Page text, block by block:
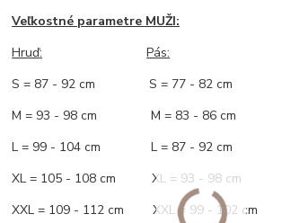
Veľkostné parametre MUŽI:
Hruď:
Pás:
S = 87 - 92 cm S = 77 - 82 cm
M = 93 - 98 cm M = 83 - 86 cm
L = 99 - 104 cm L = 87 - 92 cm
XL = 105 - 108 cm XL = 93 - 98 cm
XXL = 109 - 112 cm XXL = 99 - 102 cm